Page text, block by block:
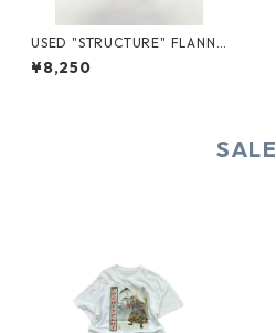
USED "STRUCTURE" FLANNE
L SHIRT
¥8,250
SALE